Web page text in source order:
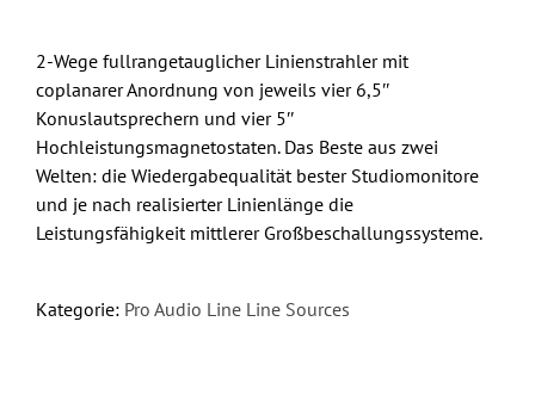
2-Wege fullrangetauglicher Linienstrahler mit
coplanarer Anordnung von jeweils vier 6,5″
Konuslautsprechern und vier 5″
Hochleistungsmagnetostaten. Das Beste aus zwei
Welten: die Wiedergabequalität bester Studiomonitore
und je nach realisierter Linienlänge die
Leistungsfähigkeit mittlerer Großbeschallungssysteme.
Kategorie: Pro Audio Line Line Sources